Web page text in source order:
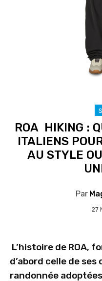
ROA HIKING :
ITALIENS
AU STYLE
Par
27
L’histoire de ROA,
d’abord celle de
randonnée